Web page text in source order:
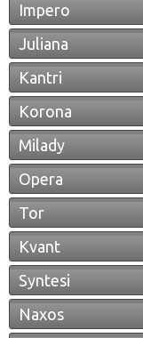
Impero
Juliana
Kantri
Korona
Milady
Opera
Tor
Kvant
Syntesi
Naxos